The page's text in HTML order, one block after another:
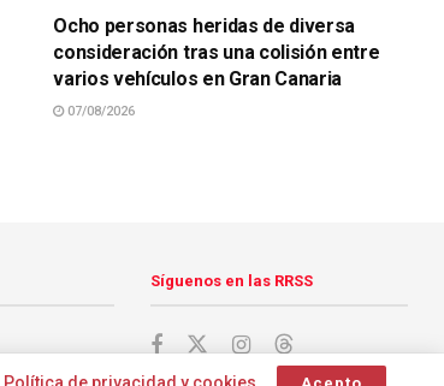
Ocho personas heridas de diversa
consideración tras una colisión entre
varios vehículos en Gran Canaria
07/08/2026
Síguenos en las RRSS